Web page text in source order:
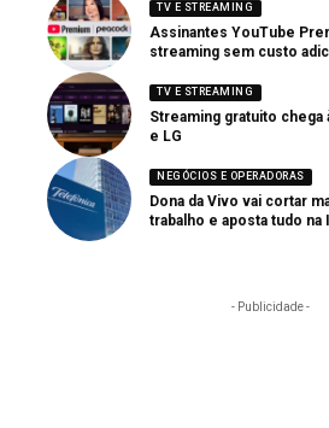
TV E STREAMING
Assinantes YouTube
streaming sem custo
TV E STREAMING
Streaming gratuito chega
e LG
NEGÓCIOS E OPERADORAS
Dona da Vivo vai cortar
trabalho e aposta tudo na
- Publicidade -